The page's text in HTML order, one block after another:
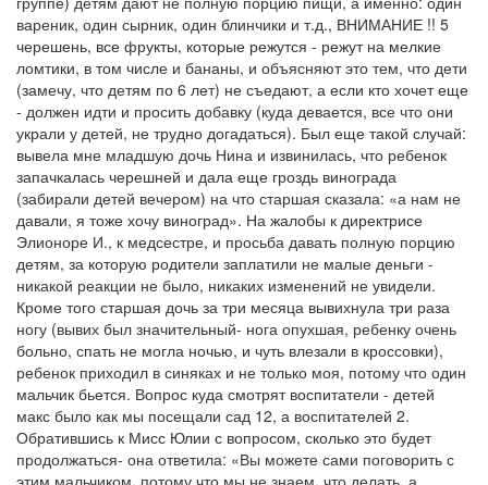
вареник, один сырник, один блинчики и т.д., ВНИМАНИЕ !! 5
черешень, все фрукты, которые режутся - режут на мелкие
ломтики, в том числе и бананы, и объясняют это тем, что дети
(замечу, что детям по 6 лет) не съедают, а если кто хочет еще
- должен идти и просить добавку (куда девается, все что они
украли у детей, не трудно догадаться). Был еще такой случай:
вывела мне младшую дочь Нина и извинилась, что ребенок
запачкалась черешней и дала еще гроздь винограда
(забирали детей вечером) на что старшая сказала: «а нам не
давали, я тоже хочу виноград». На жалобы к директрисе
Элионоре И., к медсестре, и просьба давать полную порцию
детям, за которую родители заплатили не малые деньги -
никакой реакции не было, никаких изменений не увидели.
Кроме того старшая дочь за три месяца вывихнула три раза
ногу (вывих был значительный- нога опухшая, ребенку очень
больно, спать не могла ночью, и чуть влезали в кроссовки),
ребенок приходил в синяках и не только моя, потому что один
мальчик бьется. Вопрос куда смотрят воспитатели - детей
макс было как мы посещали сад 12, а воспитателей 2.
Обратившись к Мисс Юлии с вопросом, сколько это будет
продолжаться- она ​​ответила: «Вы можете сами поговорить с
этим мальчиком, потому что мы не знаем, что делать, а